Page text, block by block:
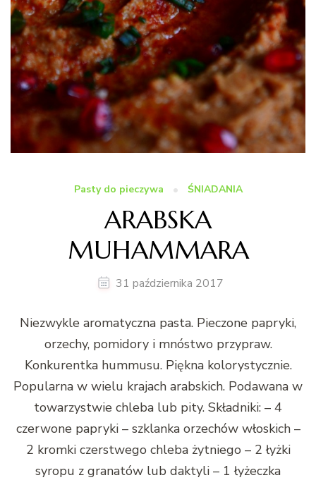
Pasty do pieczywa ŚNIADANIA
ARABSKA
MUHAMMARA
31 października 2017
Niezwykle aromatyczna pasta. Pieczone papryki,
orzechy, pomidory i mnóstwo przypraw.
Konkurentka hummusu. Piękna kolorystycznie.
Popularna w wielu krajach arabskich. Podawana w
towarzystwie chleba lub pity. Składniki: – 4
czerwone papryki – szklanka orzechów włoskich –
2 kromki czerstwego chleba żytniego – 2 łyżki
syropu z granatów lub daktyli – 1 łyżeczka